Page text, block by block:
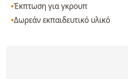
Έκπτωση για γκρουπ
Δωρεάν εκπαιδευτικό υλικό